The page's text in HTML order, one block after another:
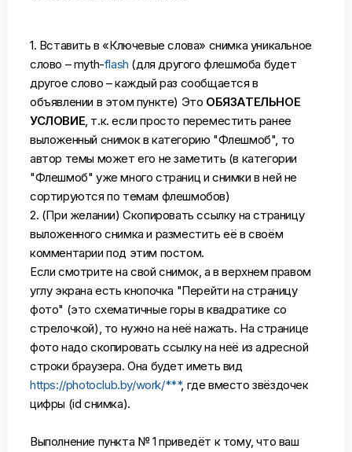
1. Вставить в «Ключевые слова» снимка уникальное
слово – myth-flash (для другого флешмоба будет
другое слово – каждый раз сообщается в
объявлении в этом пункте) Это ОБЯЗАТЕЛЬНОЕ
УСЛОВИЕ, т.к. если просто переместить ранее
выложенный снимок в категорию "Флешмоб", то
автор темы может его не заметить (в категории
"Флешмоб" уже много страниц и снимки в ней не
сортируются по темам флешмобов)
2. (При желании) Скопировать ссылку на страницу
выложенного снимка и разместить её в своём
комментарии под этим постом.
Если смотрите на свой снимок, а в верхнем правом
углу экрана есть кнопочка "Перейти на страницу
фото" (это схематичные горы в квадратике со
стрелочкой), то нужно на неё нажать. На странице
фото надо скопировать ссылку на неё из адресной
строки браузера. Она будет иметь вид
https://photoclub.by/work/***, где вместо звёздочек
цифры (id снимка).
Выполнение пункта № 1 приведёт к тому, что ваш